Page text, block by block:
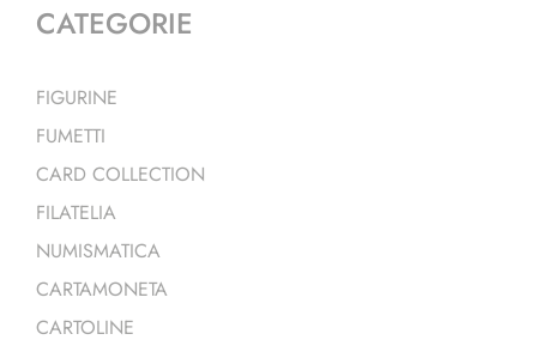
CATEGORIE
FIGURINE
FUMETTI
CARD COLLECTION
FILATELIA
NUMISMATICA
CARTAMONETA
CARTOLINE